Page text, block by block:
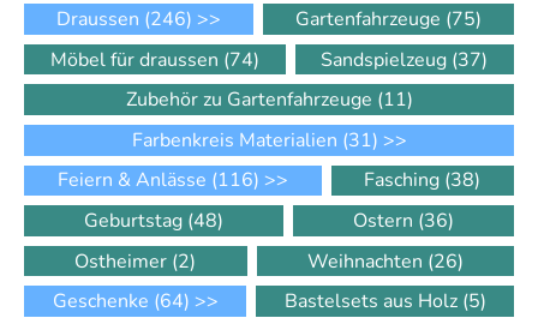
Draussen (246) >> Gartenfahrzeuge (75)
Möbel für draussen (74) Sandspielzeug (37)
Zubehör zu Gartenfahrzeuge (11)
Farbenkreis Materialien (31) >>
Feiern & Anlässe (116) >> Fasching (38)
Geburtstag (48) Ostern (36)
Ostheimer (2) Weihnachten (26)
Geschenke (64) >> Bastelsets aus Holz (5)